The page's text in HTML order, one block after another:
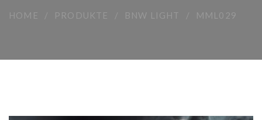
HOME PRODUKTE BNW LIGHT MML029